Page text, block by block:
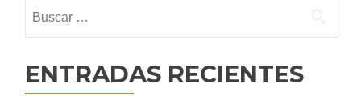
ENTRADAS RECIENTES